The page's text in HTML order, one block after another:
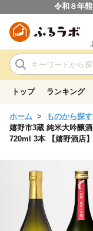
令和８年
トップ ランキング
ホーム ものから探す
嬉野市3蔵 純米大吟醸
720ml 3本 【嬉野酒店